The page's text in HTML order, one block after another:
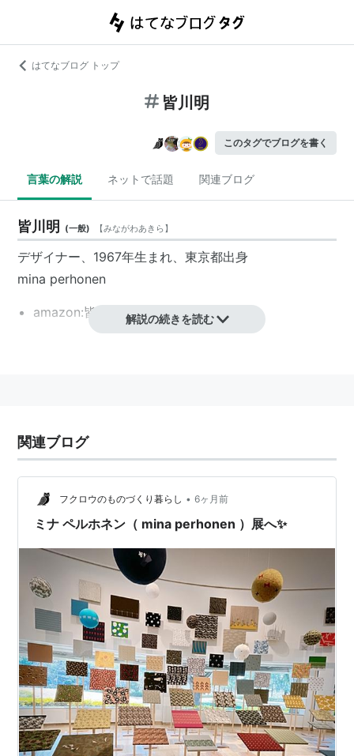
はてなブログ トップ
皆川明
このタグでブログを書く
言葉の解説 ネットで話題 関連ブログ
皆川明 (一般) 【みながわあきら】
デザイナー、1967年生まれ、東京都出身
mina perhonen
amazon:皆川明 解説の続きを読む
関連ブログ
フクロウのものづくり暮らし • 6ヶ月前
ミナ ペルホネン（ mina perhonen ）展へ✨